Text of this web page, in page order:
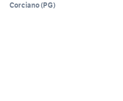
Corciano(PG)